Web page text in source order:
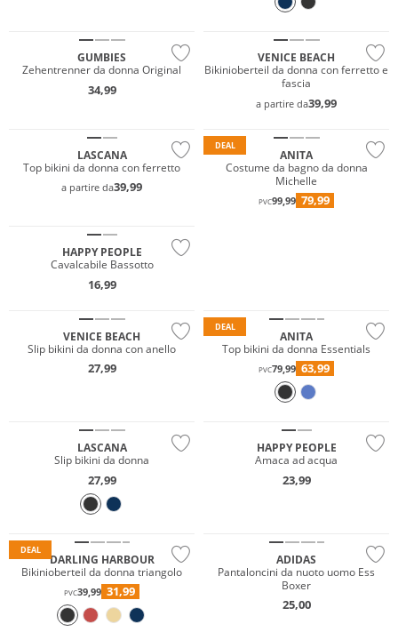
GUMBIES
Zehentrenner da donna Original
34,99
VENICE BEACH
Bikinioberteil da donna con ferretto e
fascia
a partire da39,99
LASCANA
Top bikini da donna con ferretto
a partire da39,99
DEAL
ANITA
Costume da bagno da donna
Michelle
PVC99,99 79,99
HAPPY PEOPLE
Cavalcabile Bassotto
16,99
VENICE BEACH
Slip bikini da donna con anello
27,99
DEAL
ANITA
Top bikini da donna Essentials
PVC79,99 63,99
LASCANA
Slip bikini da donna
27,99
HAPPY PEOPLE
Amaca ad acqua
23,99
DEAL
DARLING HARBOUR
Bikinioberteil da donna triangolo
PVC39,99 31,99
ADIDAS
Pantaloncini da nuoto uomo Ess
Boxer
25,00